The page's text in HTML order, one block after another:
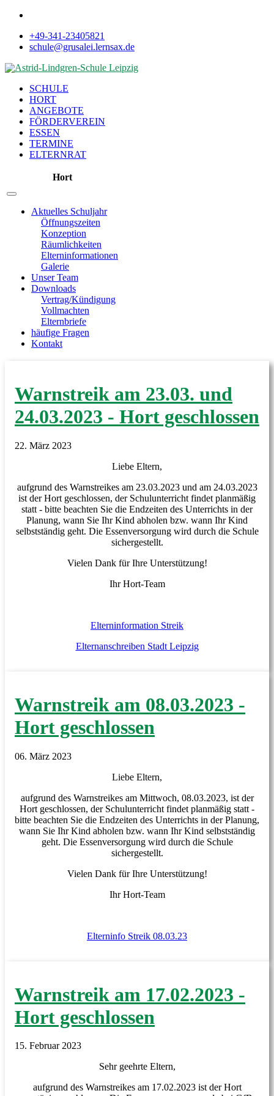
+49-341-23405821
schule@grusalei.lernsax.de
SCHULE
HORT
ANGEBOTE
FÖRDERVEREIN
ESSEN
TERMINE
ELTERNRAT
Hort
Aktuelles Schuljahr
Öffnungszeiten
Konzeption
Räumlichkeiten
Elterninformationen
Galerie
Unser Team
Downloads
Vertrag/Kündigung
Vollmachten
Elternbriefe
häufige Fragen
Kontakt
Warnstreik am 23.03. und
24.03.2023 - Hort geschlossen
22. März 2023
Liebe Eltern,
aufgrund des Warnstreikes am 23.03.2023 und am 24.03.2023
ist der Hort geschlossen, der Schulunterricht findet planmäßig
statt - bitte beachten Sie die Endzeiten des Unterrichts in der
Planung, wann Sie Ihr Kind abholen bzw. wann Ihr Kind
selbstständig geht. Die Essenversorgung wird durch die Schule
sichergestellt.
Vielen Dank für Ihre Unterstützung!
Ihr Hort-Team
Elterninformation Streik
Elternanschreiben Stadt Leipzig
Warnstreik am 08.03.2023 -
Hort geschlossen
06. März 2023
Liebe Eltern,
aufgrund des Warnstreikes am Mittwoch, 08.03.2023, ist der
Hort geschlossen, der Schulunterricht findet planmäßig statt -
bitte beachten Sie die Endzeiten des Unterrichts in der Planung,
wann Sie Ihr Kind abholen bzw. wann Ihr Kind selbstständig
geht. Die Essenversorgung wird durch die Schule
sichergestellt.
Vielen Dank für Ihre Unterstützung!
Ihr Hort-Team
Elterninfo Streik 08.03.23
Warnstreik am 17.02.2023 -
Hort geschlossen
15. Februar 2023
Sehr geehrte Eltern,
aufgrund des Warnstreikes am 17.02.2023 ist der Hort